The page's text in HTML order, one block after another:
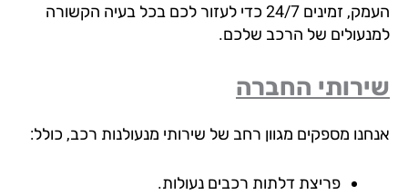
העמק, זמינים 24/7 כדי לעזור לכם בכל בעיה הקשורה
של הרכב שלכם.
החברה
מספקים מגוון רחב של שירותי מנעולנות רכב, כולל:
פריצת דלתות רכבים נעולות.